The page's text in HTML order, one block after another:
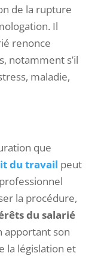
de la rupture
Il
renonce
notamment s’il
maladie,
que
du travail peut
la procédure,
du salarié
apportant son
la législation et